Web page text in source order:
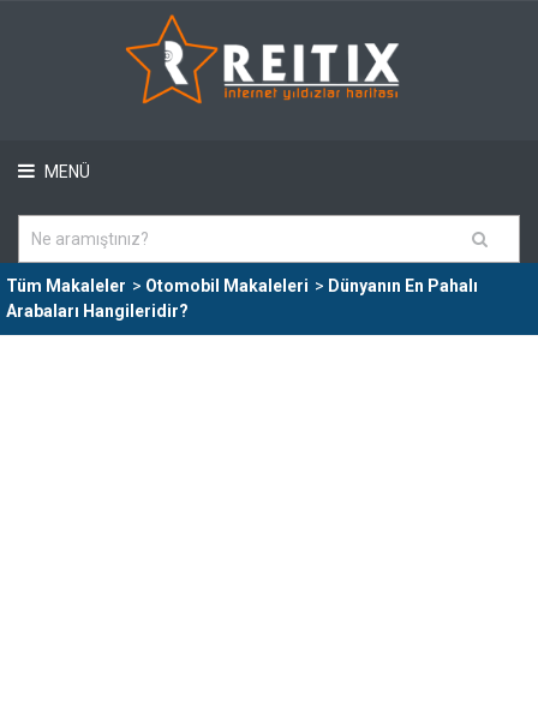
MENÜ
Tüm Makaleler > Otomobil Makaleleri > Dünyanın En Pahalı
Arabaları Hangileridir?